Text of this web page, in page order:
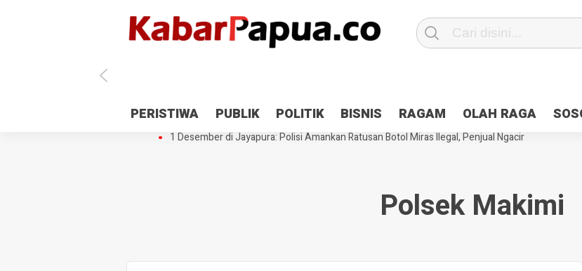
PERISTIWA PUBLIK POLITIK BISNIS RAGAM OLAH RAGA
Antisipasi 1 Desember, TNI Polri Patroli 2×24 jam di Kota Jayapura
Pesan Sejuk Polri di
Gedung Perpustakaan SMPN 5 Sentani Terbakar
Hibah Pilkada Jayapura Cair 10 Persen,
1 Desember di Jayapura: Polisi Amankan Ratusan Botol Miras Ilegal, Penjual Ngacir
Polsek Makimi